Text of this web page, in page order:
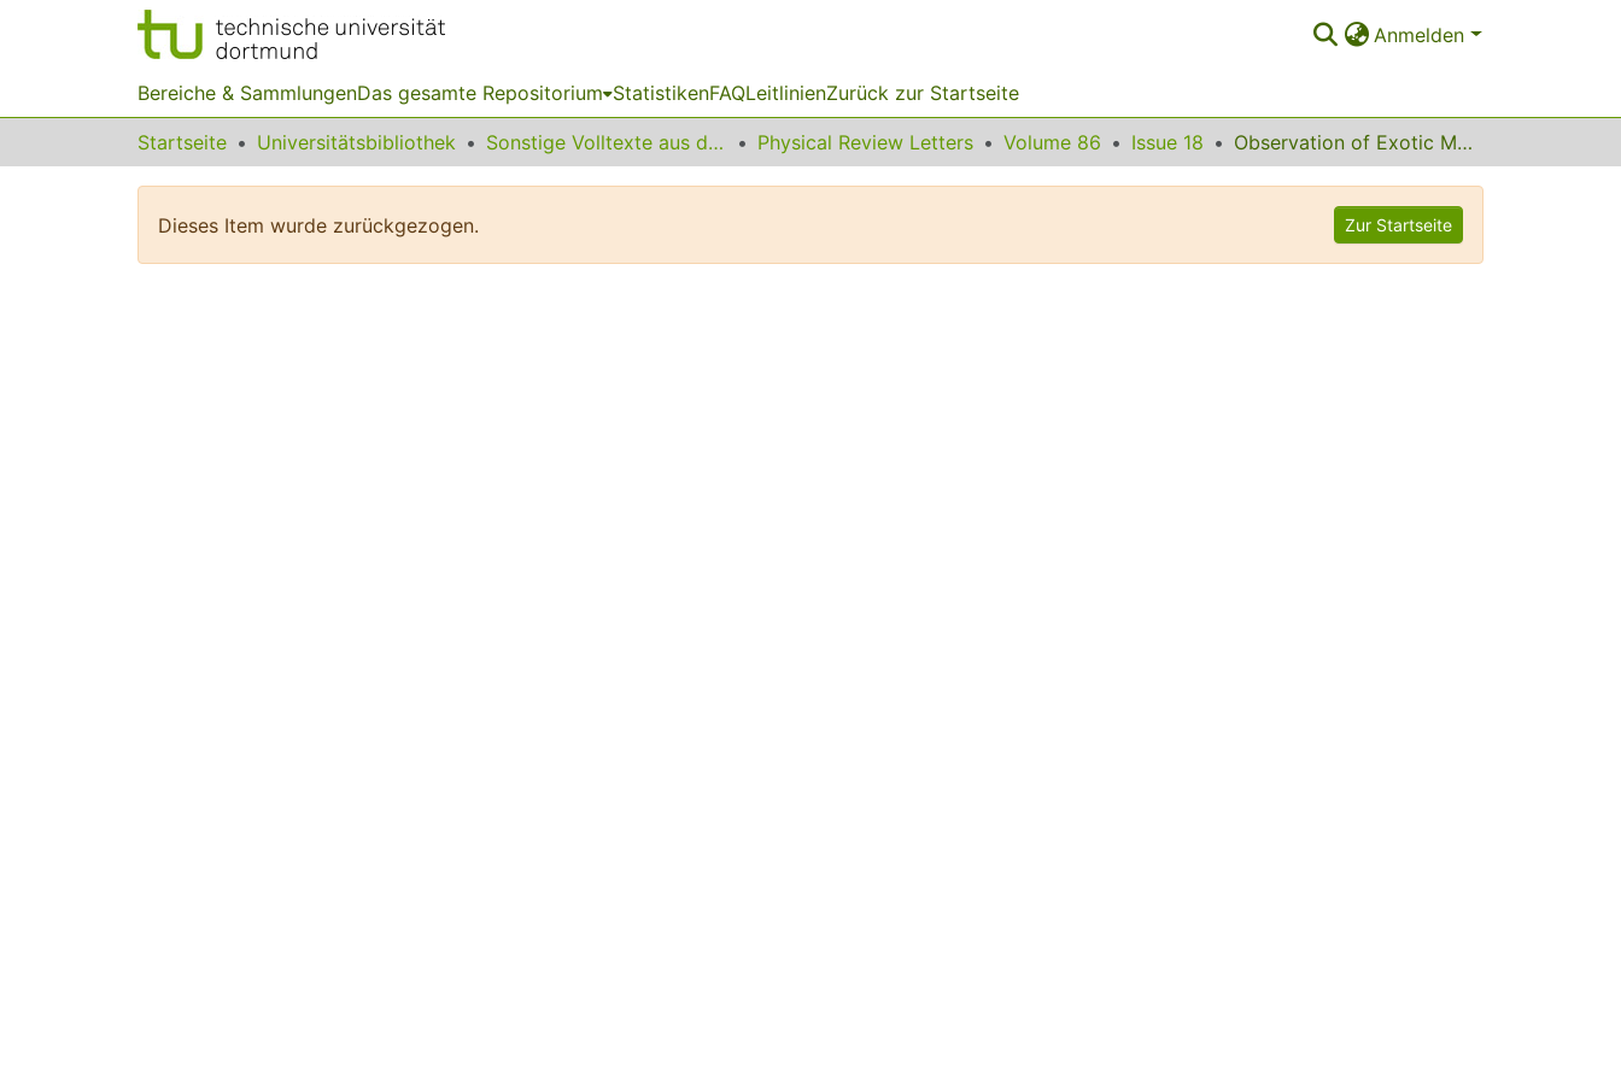
Anmelden
Bereiche & SammlungenDas gesamte Repositorium StatistikenFAQLeitlinienZurück zur Startseite
Startseite Universitätsbibliothek Sonstige Volltexte aus dem Bibliotheksangebot Physical Review Letters Volume 86 Issue 18 Observation of Exotic Meson Production in the Reaction pip --> eta[prime]pip at 18 GeV/c
Dieses Item wurde zurückgezogen. Zur Startseite